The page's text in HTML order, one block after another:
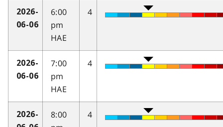
2026-
06-06
6:00
pm
HAE
4
2026-
06-06
7:00
pm
HAE
4
2026-
8:00
4